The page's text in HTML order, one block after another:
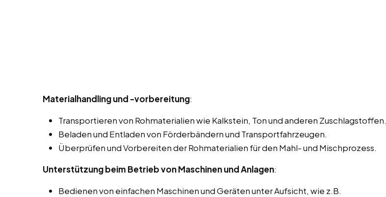
Materialhandling und -vorbereitung:
Transportieren von Rohmaterialien wie Kalkstein, Ton und anderen Zuschlagstoffen.
Beladen und Entladen von Förderbändern und Transportfahrzeugen.
Überprüfen und Vorbereiten der Rohmaterialien für den Mahl- und Mischprozess.
Unterstützung beim Betrieb von Maschinen und Anlagen:
Bedienen von einfachen Maschinen und Geräten unter Aufsicht, wie z.B.